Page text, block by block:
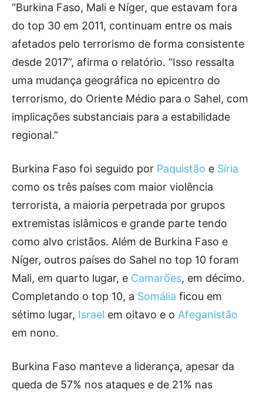
“Burkina Faso, Mali e Níger, que estavam fora
do top 30 em 2011, continuam entre os mais
afetados pelo terrorismo de forma consistente
desde 2017”, afirma o relatório. “Isso ressalta
uma mudança geográfica no epicentro do
terrorismo, do Oriente Médio para o Sahel, com
implicações substanciais para a estabilidade
regional.”
Burkina Faso foi seguido por Paquistão e Síria
como os três países com maior violência
terrorista, a maioria perpetrada por grupos
extremistas islâmicos e grande parte tendo
como alvo cristãos. Além de Burkina Faso e
Níger, outros países do Sahel no top 10 foram
Mali, em quarto lugar, e Camarões, em décimo.
Completando o top 10, a Somália ficou em
sétimo lugar, Israel em oitavo e o Afeganistão
em nono.
Burkina Faso manteve a liderança, apesar da
queda de 57% nos ataques e de 21% nas